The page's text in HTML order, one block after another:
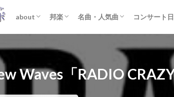
about
ライター紹介
プライバシーポリシー
免責事項
邦楽
STARTO ENTERTAINMENT (旧ジャニ
女性アイドル
K-POP
洋楽
名曲・人気曲
おすすめアルバム
歌詞考察
コンサート
セトリ・ま
ライブレポ
カード枠
Waves「RADIO